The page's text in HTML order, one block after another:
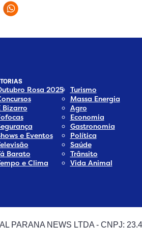
Media
Social Media
Whatsapp Social Media
Rosa 2025
Bizarro
e Eventos
Barato
e Clima
Turismo
Massa Energia
Agro
Economia
Gastronomia
Política
Saúde
Trânsito
Vida Animal
PARANA NEWS LTDA - CNPJ: